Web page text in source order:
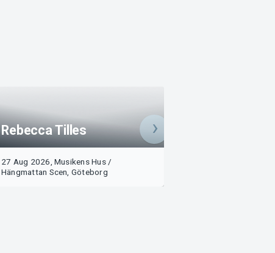
Rebecca Tilles
27 Aug 2026, Musikens Hus /
Hängmattan Scen, Göteborg